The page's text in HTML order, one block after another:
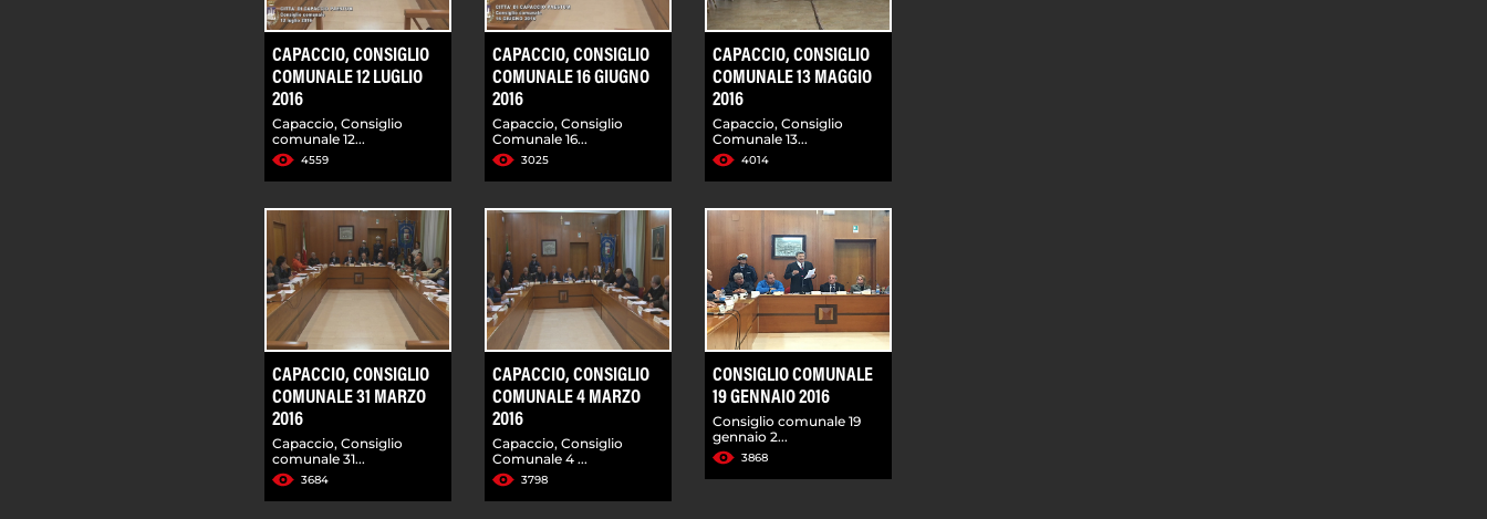
CAPACCIO, CONSIGLIO
COMUNALE 12 LUGLIO
2016
Capaccio, Consiglio
comunale 12...
4559
CAPACCIO, CONSIGLIO
COMUNALE 16 GIUGNO
2016
Capaccio, Consiglio
Comunale 16...
3025
CAPACCIO, CONSIGLIO
COMUNALE 13 MAGGIO
2016
Capaccio, Consiglio
Comunale 13...
4014
CAPACCIO, CONSIGLIO
COMUNALE 31 MARZO
2016
Capaccio, Consiglio
comunale 31...
3684
CAPACCIO, CONSIGLIO
COMUNALE 4 MARZO
2016
Capaccio, Consiglio
Comunale 4 ...
3798
CONSIGLIO COMUNALE
19 GENNAIO 2016
Consiglio comunale 19
gennaio 2...
3868